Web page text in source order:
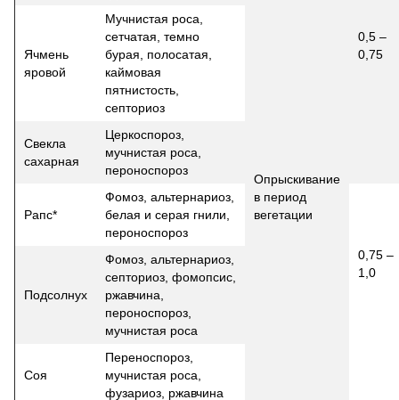
Опрыскивание
в период
вегетации
0,5 –
0,75
Ячмень
яровой
Мучнистая роса,
сетчатая, темно
бурая, полосатая,
каймовая
пятнистость,
септориоз
Свекла
сахарная
Церкоспороз,
мучнистая роса,
пероноспороз
Рапс*
Фомоз, альтернариоз,
белая и серая гнили,
пероноспороз
0,75 –
1,0
Подсолнух
Фомоз, альтернариоз,
септориоз, фомопсис,
ржавчина,
пероноспороз,
мучнистая роса
Соя
Переноспороз,
мучнистая роса,
фузариоз, ржавчина